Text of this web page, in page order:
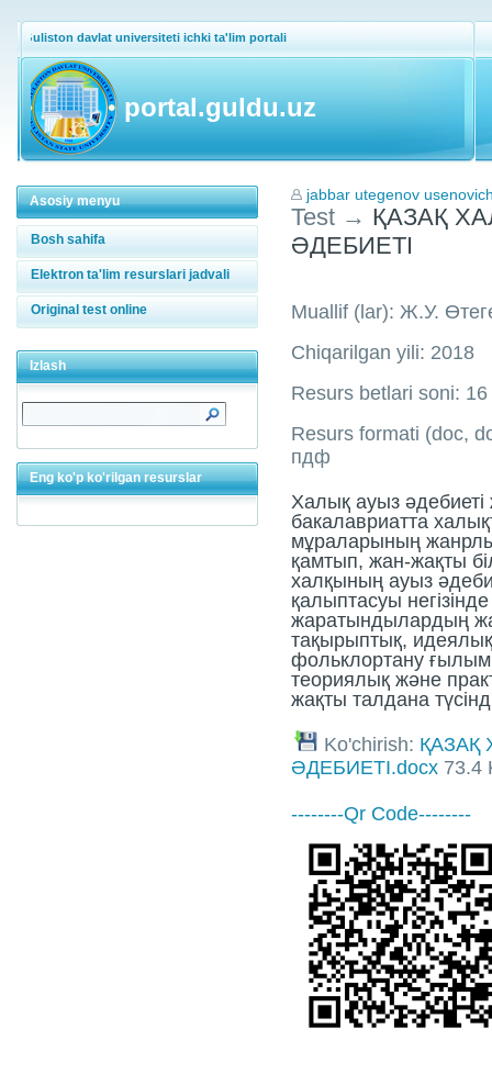
Guliston davlat universiteti ichki ta'lim portali
portal.guldu.uz
Asosiy menyu
Bosh sahifa
Elektron ta'lim resurslari jadvali
Original test online
Izlash
Eng ko'p ko'rilgan resurslar
jabbar utegenov
Test → ҚАЗАҚ
ӘДЕБИЕТІ
Muallif (lar): Ж.У.
Chiqarilgan yili: 2018
Resurs betlari soni: 16
Resurs formati (doc,
пдф
Халық ауыз
бакалавриатта
мұраларының
қамтып, жан-жақты
халқының ауыз
қалыптасуы
жаратындылардың
тақырыптық,
фольклортану
теориялық және
жақты талдана
Ko'chirish: ҚАЗАҚ
ӘДЕБИЕТІ.docx 73.4
--------Qr Code--------